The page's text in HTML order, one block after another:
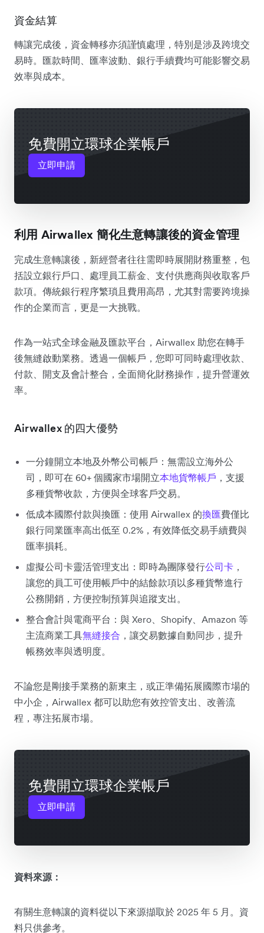
資金結算
轉讓完成後，資金轉移亦須謹慎處理，特別是涉及跨境交
易時。匯款時間、匯率波動、銀行手續費均可能影響交易
效率與成本。
免費開立環球企業帳戶
立即申請
利用 Airwallex 簡化生意轉讓後的資金管理
完成生意轉讓後，新經營者往往需即時展開財務重整，包
括設立銀行戶口、處理員工薪金、支付供應商與收取客戶
款項。傳統銀行程序繁瑣且費用高昂，尤其對需要跨境操
作的企業而言，更是一大挑戰。
作為一站式全球金融及匯款平台，Airwallex 助您在轉手
後無縫啟動業務。透過一個帳戶，您即可同時處理收款、
付款、開支及會計整合，全面簡化財務操作，提升營運效
率。
Airwallex 的四大優勢
一分鐘開立本地及外幣公司帳戶 ：無需設立海外公
司，即可在 60+ 個國家市場開立本地貨幣帳戶 ，支援
多種貨幣收款，方便與全球客戶交易。
低成本國際付款與換匯：使用 Airwallex 的換匯費僅比
銀行同業匯率高出低至 0.2%，有效降低交易手續費與
匯率損耗。
虛擬公司卡靈活管理支出：即時為團隊發行公司卡 ，
讓您的員工可使用帳戶中的結餘款項以多種貨幣進行
公務開銷，方便控制預算與追蹤支出。
整合會計與電商平台：與 Xero、Shopify、Amazon 等
主流商業工具無縫接合 ，讓交易數據自動同步，提升
帳務效率與透明度。
不論您是剛接手業務的新東主，或正準備拓展國際市場的
中小企，Airwallex 都可以助您有效控管支出、改善流
程，專注拓展市場。
免費開立環球企業帳戶
立即申請
資料來源：
有關生意轉讓的資料從以下來源擷取於 2025 年 5 月。資
料只供參考。